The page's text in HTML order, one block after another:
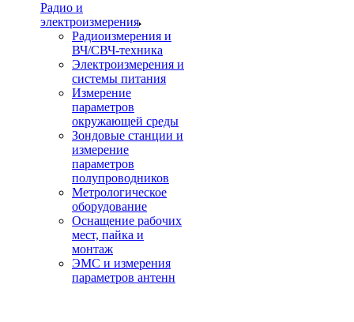
Радио и
электроизмерения
Радиоизмерения и
ВЧ/СВЧ-техника
Электроизмерения и
системы питания
Измерение
параметров
окружающей среды
Зондовые станции и
измерение
параметров
полупроводников
Метрологическое
оборудование
Оснащение рабочих
мест, пайка и
монтаж
ЭМС и измерения
параметров антенн